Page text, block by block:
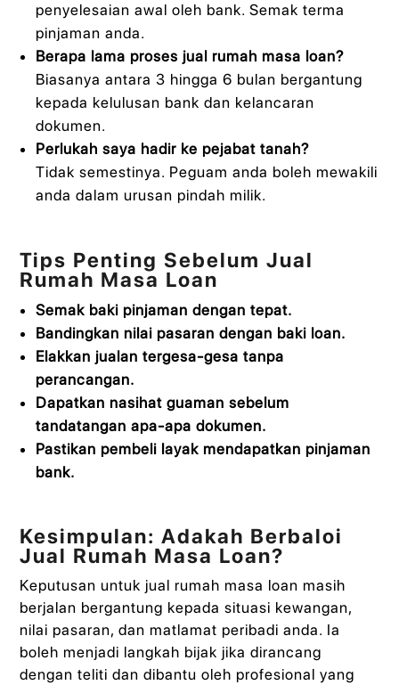
penyelesaian awal oleh bank. Semak terma
pinjaman anda.
Berapa lama proses jual rumah masa loan?
Biasanya antara 3 hingga 6 bulan bergantung
kepada kelulusan bank dan kelancaran
dokumen.
Perlukah saya hadir ke pejabat tanah?
Tidak semestinya. Peguam anda boleh mewakili
anda dalam urusan pindah milik.
Tips Penting Sebelum Jual
Rumah Masa Loan
Semak baki pinjaman dengan tepat.
Bandingkan nilai pasaran dengan baki loan.
Elakkan jualan tergesa-gesa tanpa
perancangan.
Dapatkan nasihat guaman sebelum
tandatangan apa-apa dokumen.
Pastikan pembeli layak mendapatkan pinjaman
bank.
Kesimpulan: Adakah Berbaloi
Jual Rumah Masa Loan?
Keputusan untuk jual rumah masa loan masih
berjalan bergantung kepada situasi kewangan,
nilai pasaran, dan matlamat peribadi anda. Ia
boleh menjadi langkah bijak jika dirancang
dengan teliti dan dibantu oleh profesional yang